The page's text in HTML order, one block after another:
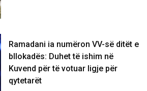
Ramadani ia numëron VV-së ditët e
bllokadës: Duhet të ishim në
Kuvend për të votuar ligje për
qytetarët